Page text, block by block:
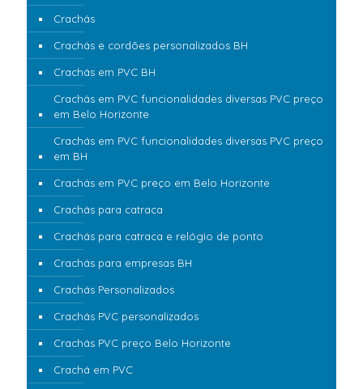
Crachás
Crachás e cordões personalizados BH
Crachás em PVC BH
Crachás em PVC funcionalidades diversas PVC preço
em Belo Horizonte
Crachás em PVC funcionalidades diversas PVC preço
em BH
Crachás em PVC preço em Belo Horizonte
Crachás para catraca
Crachás para catraca e relógio de ponto
Crachás para empresas BH
Crachás Personalizados
Crachás PVC personalizados
Crachás PVC preço Belo Horizonte
Crachá em PVC